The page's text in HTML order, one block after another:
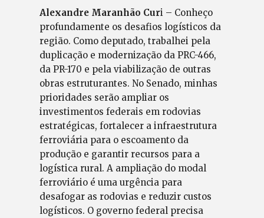
Alexandre Maranhão Curi – Conheço
profundamente os desafios logísticos da
região. Como deputado, trabalhei pela
duplicação e modernização da PRC-466,
da PR-170 e pela viabilização de outras
obras estruturantes. No Senado, minhas
prioridades serão ampliar os
investimentos federais em rodovias
estratégicas, fortalecer a infraestrutura
ferroviária para o escoamento da
produção e garantir recursos para a
logística rural. A ampliação do modal
ferroviário é uma urgência para
desafogar as rodovias e reduzir custos
logísticos. O governo federal precisa